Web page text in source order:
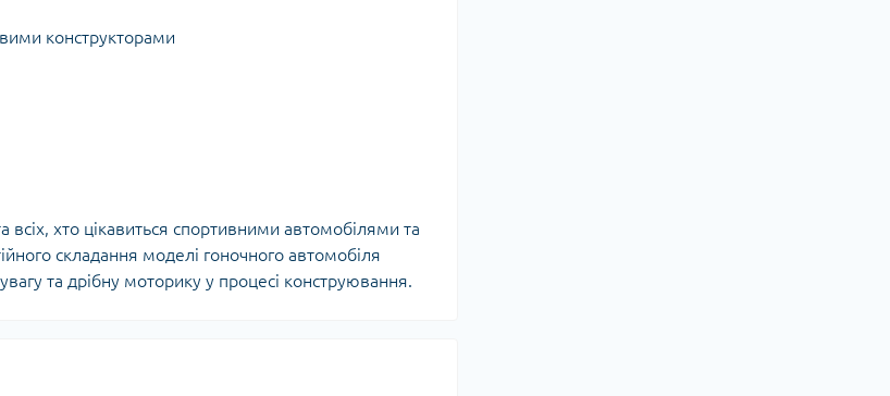
конструкторами
всіх, хто цікавиться спортивними автомобілями та
складання моделі гоночного автомобіля
та дрібну моторику у процесі конструювання.